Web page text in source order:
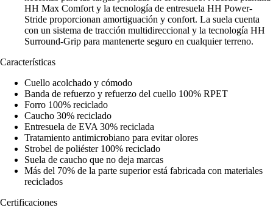
HH Max Comfort y la tecnología de entresuela HH Power-
Stride proporcionan amortiguación y confort. La suela cuenta
con un sistema de tracción multidireccional y la tecnología HH
Surround-Grip para mantenerte seguro en cualquier terreno.
Características
Cuello acolchado y cómodo
Banda de refuerzo y refuerzo del cuello 100% RPET
Forro 100% reciclado
Caucho 30% reciclado
Entresuela de EVA 30% reciclada
Tratamiento antimicrobiano para evitar olores
Strobel de poliéster 100% reciclado
Suela de caucho que no deja marcas
Más del 70% de la parte superior está fabricada con materiales
reciclados
Certificaciones